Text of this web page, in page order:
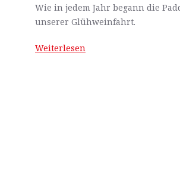
Wie in jedem Jahr begann die
unserer Glühweinfahrt.
Weiterlesen